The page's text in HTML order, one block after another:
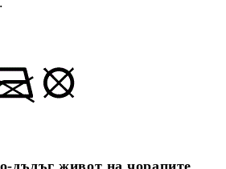
дълъг живот на чорапите